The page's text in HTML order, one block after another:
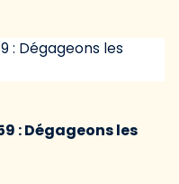
: Dégageons les